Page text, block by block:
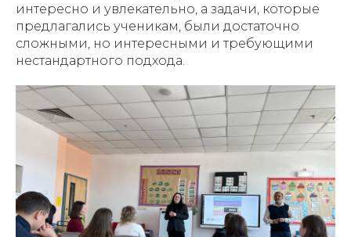
интересно и увлекательно, а задачи, которые
предлагались ученикам, были достаточно
сложными, но интересными и требующими
нестандартного подхода.